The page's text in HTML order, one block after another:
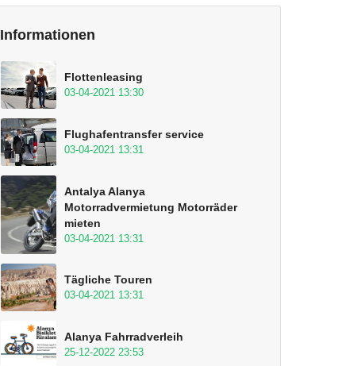
Informationen
Flottenleasing
03-04-2021 13:30
Flughafentransfer service
03-04-2021 13:31
Antalya Alanya
Motorradvermietung Motorräder
mieten
03-04-2021 13:31
Tägliche Touren
03-04-2021 13:31
Alanya Fahrradverleih
25-12-2022 23:53